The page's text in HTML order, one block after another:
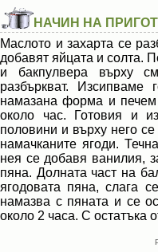
НАЧИН НА
Маслото и захарта се
добавят яйцата и солта.
и бакпулвера върху
разбъркват. Изсипваме
намазана форма и
около час. Готовия и
половини и върху него
намачканите ягоди.
нея се добавя ванилия,
пяна. Долната част на
ягодовата пяна, слага
намазва с пяната и се
около 2 часа. С остатъка